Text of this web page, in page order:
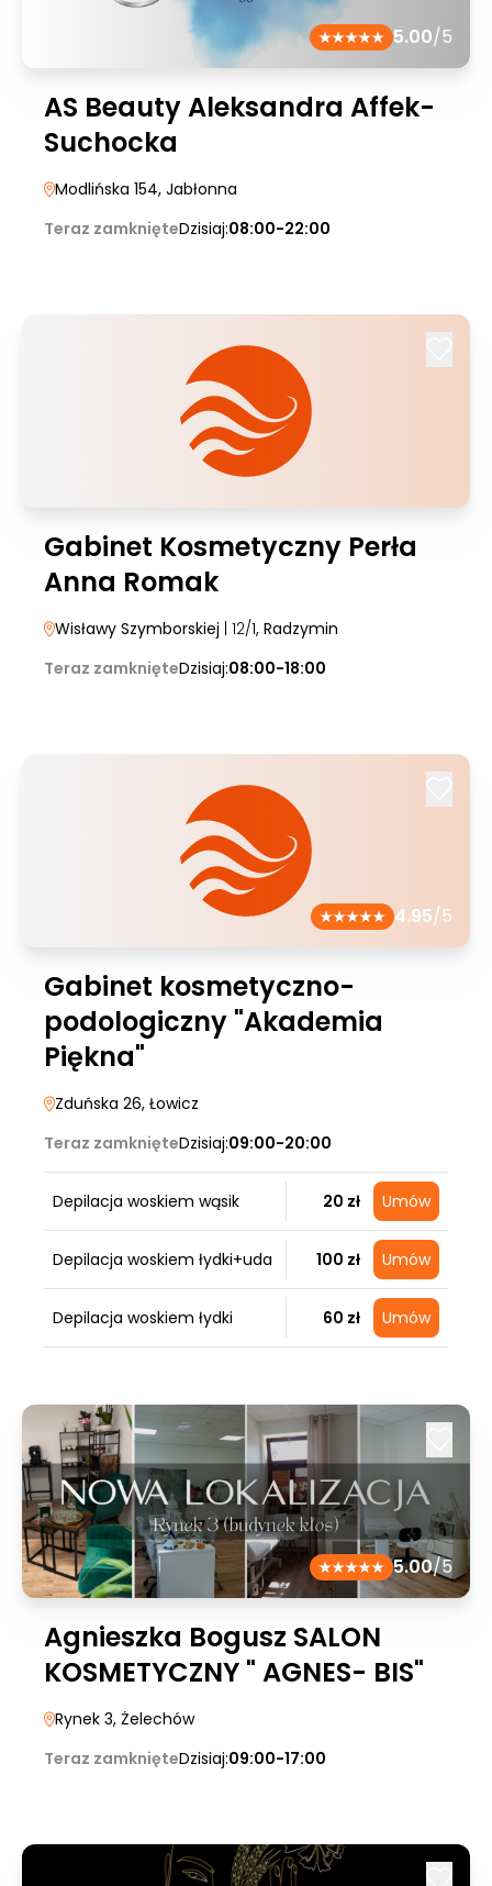
5.00/5
AS Beauty Aleksandra Affek-
Suchocka
Modlińska 154, Jabłonna
Teraz zamknięteDzisiaj:08:00-22:00
Gabinet Kosmetyczny Perła
Anna Romak
Wisławy Szymborskiej | 12/1, Radzymin
Teraz zamknięteDzisiaj:08:00-18:00
4.95/5
Gabinet kosmetyczno-
podologiczny "Akademia
Piękna"
Zduńska 26, Łowicz
Teraz zamknięteDzisiaj:09:00-20:00
Depilacja woskiem wąsik 20 zł Umów
Depilacja woskiem łydki+uda 100 zł Umów
Depilacja woskiem łydki 60 zł Umów
5.00/5
Agnieszka Bogusz SALON
KOSMETYCZNY " AGNES- BIS"
Rynek 3, Żelechów
Teraz zamknięteDzisiaj:09:00-17:00